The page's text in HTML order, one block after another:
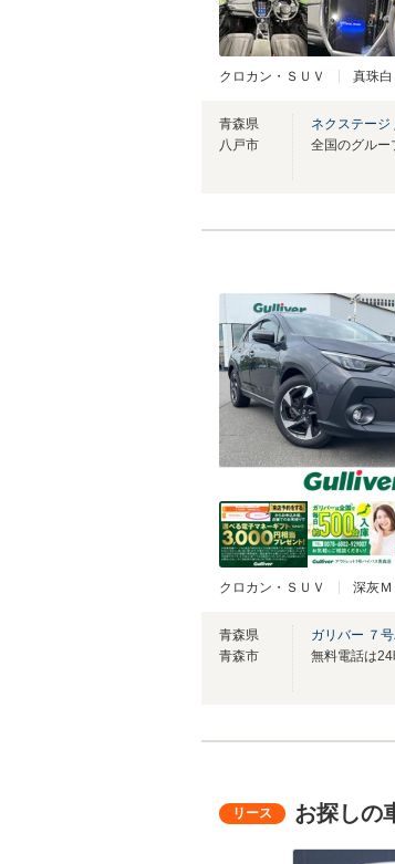
クロカン・ＳＵＶ 真珠白
青森県
八戸市
ネクステージ
クロカン・ＳＵＶ 深灰Ｍ
青森県
青森市
ガリバー ７
お探しの